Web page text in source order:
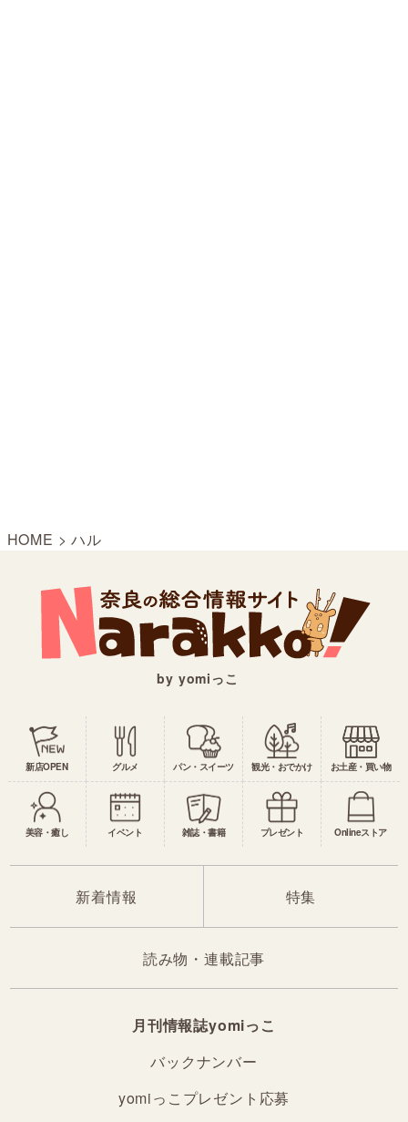
HOME >ハル
by yomiっこ
新店OPEN グルメ パン・スイーツ 観光・おでかけ お土産・買い物
美容・癒し イベント 雑誌・書籍 プレゼント Onlineストア
新着情報 特集
読み物・連載記事
月刊情報誌yomiっこ
バックナンバー
yomiっこプレゼント応募